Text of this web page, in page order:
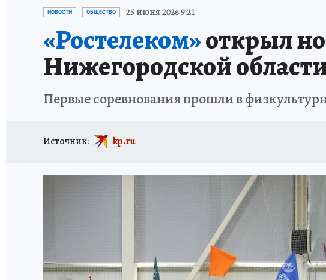
ИСПЫТАНО НА СЕБЕ
НОВОСТИ ОБЩЕСТВО 25 июня 2026 9:21
«Ростелеком»открыл
Нижегородской
Первые соревнования прошли в
Источник: kp.ru